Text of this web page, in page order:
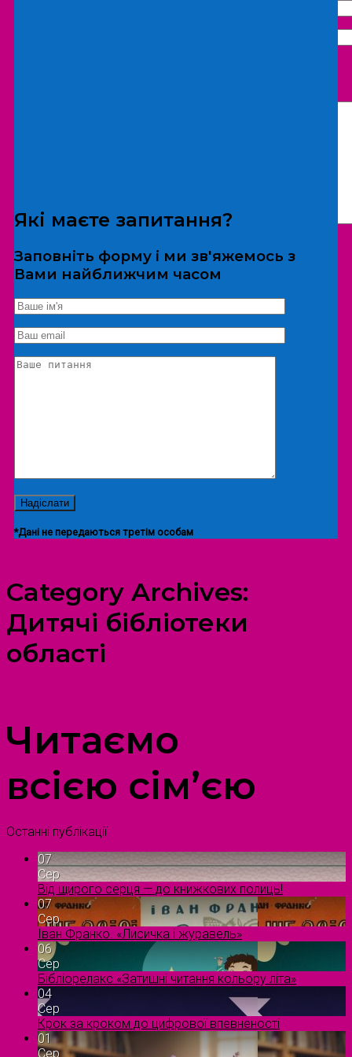
*Дані не передаються третім особам
Екскурсія/локація
Які маєте запитання?
Заповніть форму і ми зв'яжемось з
Вами найближчим часом
*Дані не передаються третім особам
Category Archives:
Дитячі бібліотеки
області
Читаємо
всією сім’єю
Останні публікації
07
Сер
Від щирого серця — до книжкових полиць!
07
Сер
Іван Франко. «Лисичка і журавель»
06
Сер
Бібліорелакс «Затишні читання кольору літа»
04
Сер
Крок за кроком до цифрової впевненості
01
Сер